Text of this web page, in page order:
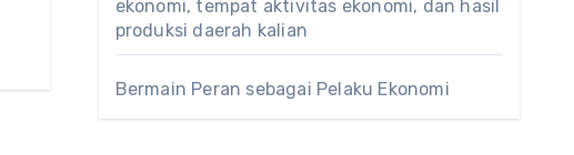
ekonomi, tempat aktivitas ekonomi, dan hasil
produksi daerah kalian
Bermain Peran sebagai Pelaku Ekonomi